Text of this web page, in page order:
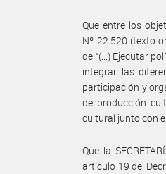
Que entre los
Nº 22.520 (texto
de “(...) Ejecutar
integrar las
participación y
de producción
cultural junto con
Que la
artículo 19 del